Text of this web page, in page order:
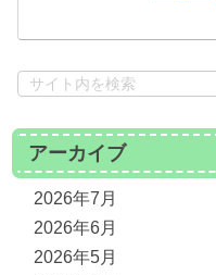
アーカイブ
2026年7月
2026年6月
2026年5月